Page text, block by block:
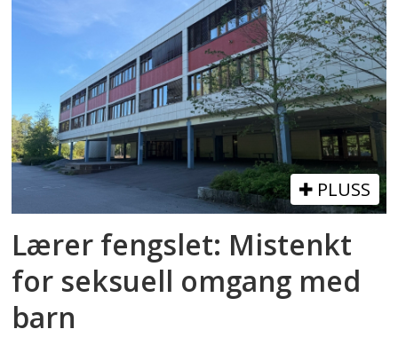
PLUSS
Lærer fengslet: Mistenkt
for seksuell omgang med
barn